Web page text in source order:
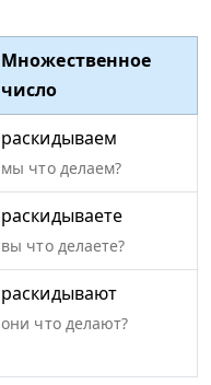
Множественное
число
раскидываем
мы что делаем?
раскидываете
вы что делаете?
раскидывают
они что делают?